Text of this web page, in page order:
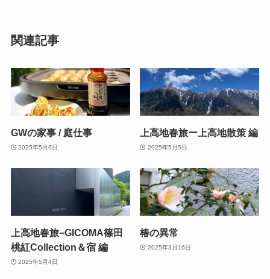
関連記事
GWの家事 / 庭仕事
2025年5月6日
上高地春旅ー上高地散策 編
2025年5月5日
上高地春旅−GICOMA篠田
桃紅Collection＆宿 編
2025年5月4日
椿の異常
2025年3月16日